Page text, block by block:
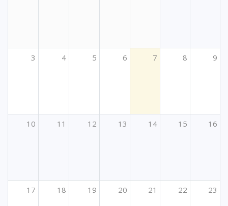
3 4 5 6 7 8 9
10 11 12 13 14 15 16
17 18 19 20 21 22 23